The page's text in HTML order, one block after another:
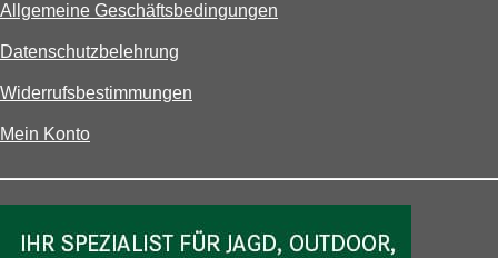
Allgemeine Geschäftsbedingungen
Datenschutzbelehrung
Widerrufsbestimmungen
Mein Konto